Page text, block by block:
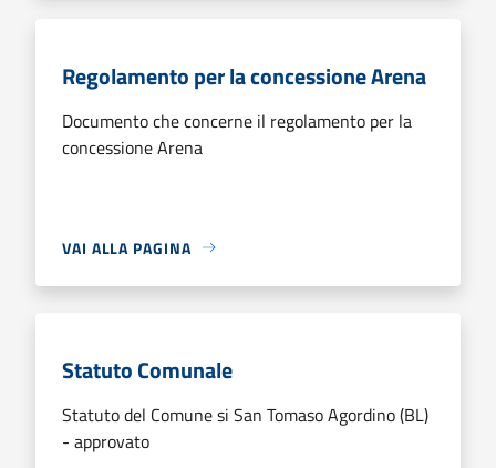
Regolamento per la concessione Arena
Documento che concerne il regolamento per la
concessione Arena
VAI ALLA PAGINA
Statuto Comunale
Statuto del Comune si San Tomaso Agordino (BL)
- approvato